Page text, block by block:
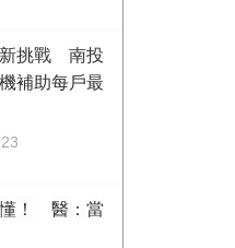
挑戰 南投
補助每戶最
！ 醫：當